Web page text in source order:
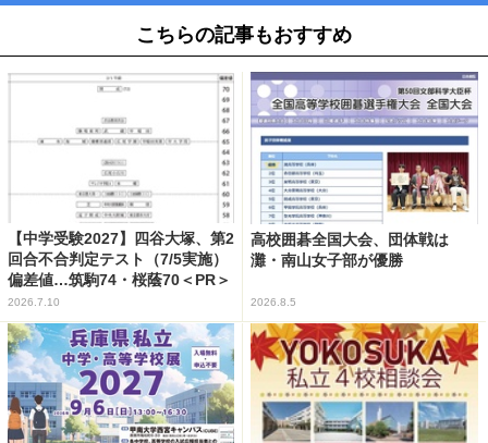
こちらの記事もおすすめ
【中学受験2027】四谷大塚、第2
回合不合判定テスト（7/5実施）
偏差値…筑駒74・桜蔭70＜PR＞
2026.7.10
高校囲碁全国大会、団体戦は
灘・南山女子部が優勝
2026.8.5